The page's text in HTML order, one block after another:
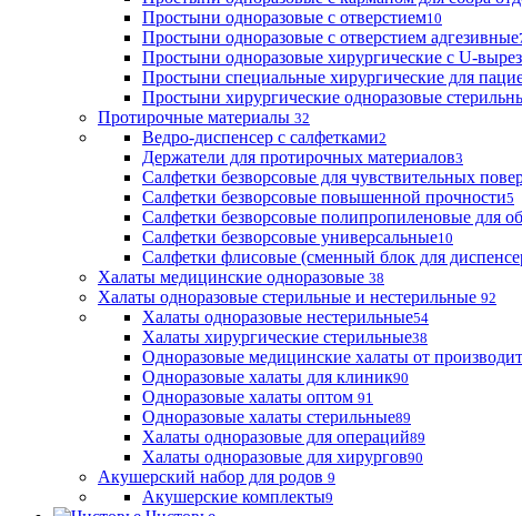
Простыни одноразовые с отверстием10
Простыни одноразовые с отверстием адгезивные
Простыни одноразовые хирургические с U-
Простыни специальные хирургические для
Простыни хирургические одноразовые
Протирочные материалы 32
Ведро-диспенсер с салфетками2
Держатели для протирочных материалов3
Салфетки безворсовые для чувствительных
Салфетки безворсовые повышенной прочности5
Салфетки безворсовые полипропиленовые для
Салфетки безворсовые универсальные10
Салфетки флисовые (сменный блок для
Халаты медицинские одноразовые 38
Халаты одноразовые стерильные и нестерильные 92
Халаты одноразовые нестерильные54
Халаты хирургические стерильные38
Одноразовые медицинские халаты от
Одноразовые халаты для клиник90
Одноразовые халаты оптом 91
Одноразовые халаты стерильные89
Халаты одноразовые для операций89
Халаты одноразовые для хирургов90
Акушерский набор для родов 9
Акушерские комплекты9